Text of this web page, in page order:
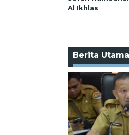
Al Ikhlas
Berita Utama